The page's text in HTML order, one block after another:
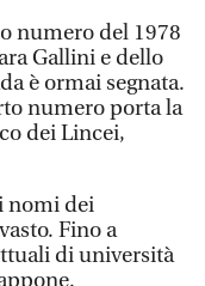
numero del 1978
Gallini e dello
è ormai segnata.
numero porta la
dei Lincei,
nomi dei
Fino a
di università